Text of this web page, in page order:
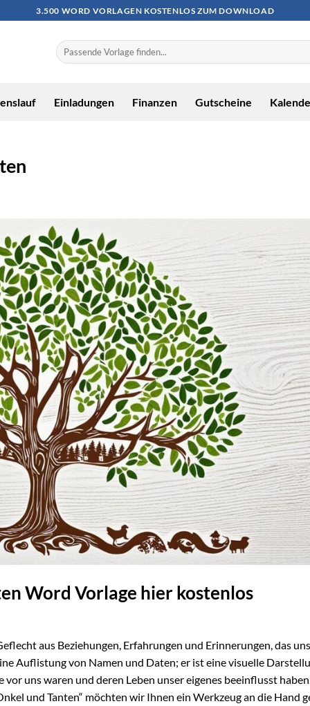
3.500 WORD VORLAGEN KOSTENLOS ZUM DOWNLOAD
Einladungen Finanzen Gutscheine
Word Vorlage hier kostenlos
aus Beziehungen, Erfahrungen und Erinnerungen, das
Auflistung von Namen und Daten; er ist eine visuelle
vor uns waren und deren Leben unser eigenes beeinflusst
und Tanten“ möchten wir Ihnen ein Werkzeug an die Hand